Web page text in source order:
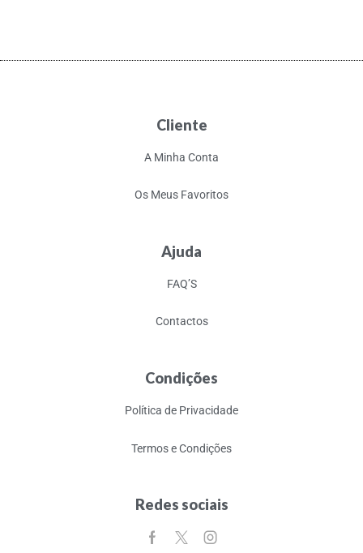
Cliente
A Minha Conta
Os Meus Favoritos
Ajuda
FAQ’S
Contactos
Condições
Política de Privacidade
Termos e Condições
Redes sociais